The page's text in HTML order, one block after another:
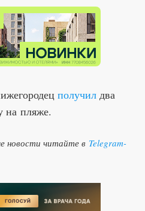
получил два
на пляже.
новости читайте в Telegram-